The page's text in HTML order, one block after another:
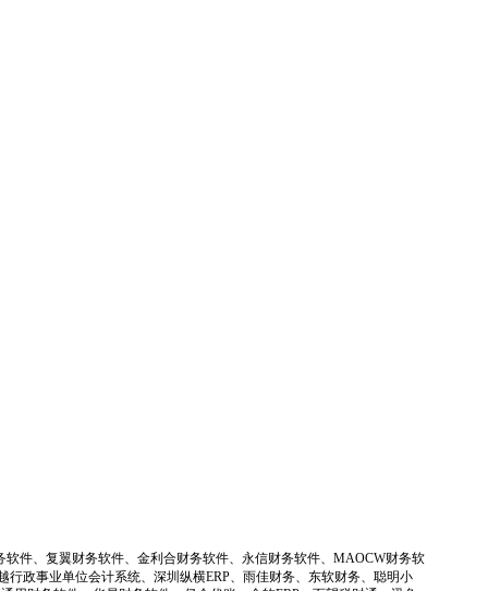
件、复翼财务软件、金利合财务软件、永信财务软件、MAOCW财务软
政事业单位会计系统、深圳纵横ERP、雨佳财务、东软财务、聪明小